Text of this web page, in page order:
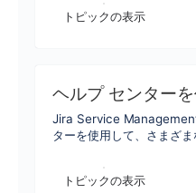
トピックの表示
ヘルプ センター
Jira Service
ターを使用して、さまざま
トピックの表示